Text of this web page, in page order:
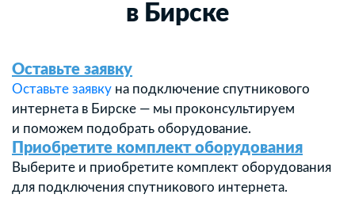
в Бирске
Оставьте заявку
Оставьте заявку на подключение спутникового
интернета в Бирске — мы проконсультируем
и поможем подобрать оборудование.
Приобретите комплект оборудования
Выберите и приобретите комплект оборудования
для подключения спутникового интернета.